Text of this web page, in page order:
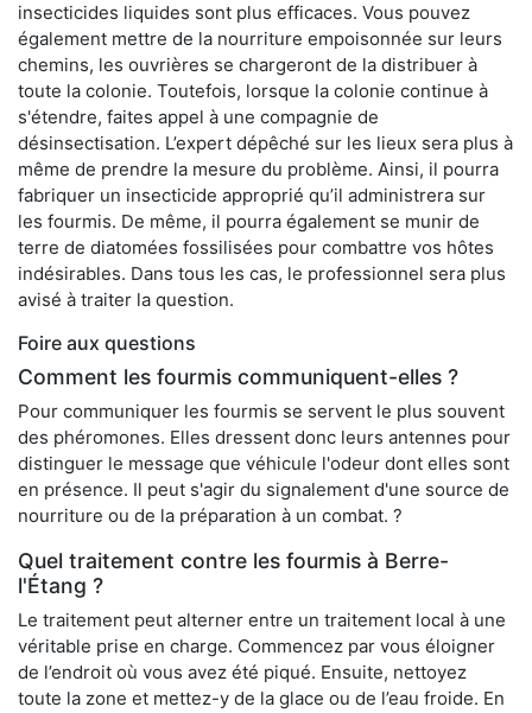
insecticides liquides sont plus efficaces. Vous pouvez
également mettre de la nourriture empoisonnée sur leurs
chemins, les ouvrières se chargeront de la distribuer à
toute la colonie. Toutefois, lorsque la colonie continue à
s'étendre, faites appel à une compagnie de
désinsectisation. L’expert dépêché sur les lieux sera plus à
même de prendre la mesure du problème. Ainsi, il pourra
fabriquer un insecticide approprié qu’il administrera sur
les fourmis. De même, il pourra également se munir de
terre de diatomées fossilisées pour combattre vos hôtes
indésirables. Dans tous les cas, le professionnel sera plus
avisé à traiter la question.
Foire aux questions
Comment les fourmis communiquent-elles ?
Pour communiquer les fourmis se servent le plus souvent
des phéromones. Elles dressent donc leurs antennes pour
distinguer le message que véhicule l'odeur dont elles sont
en présence. Il peut s'agir du signalement d'une source de
nourriture ou de la préparation à un combat. ?
Quel traitement contre les fourmis à Berre-
l'Étang ?
Le traitement peut alterner entre un traitement local à une
véritable prise en charge. Commencez par vous éloigner
de l’endroit où vous avez été piqué. Ensuite, nettoyez
toute la zone et mettez-y de la glace ou de l’eau froide. En